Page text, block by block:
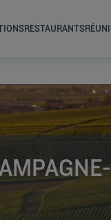
RESTAURANTS